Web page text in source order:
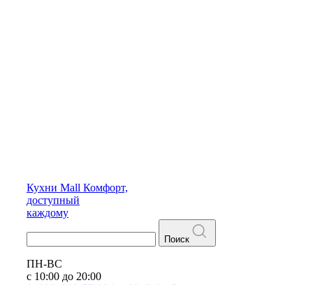
Кухни Mall Комфорт,
доступный
каждому
Поиск
ПН-ВС
с 10:00 до 20:00